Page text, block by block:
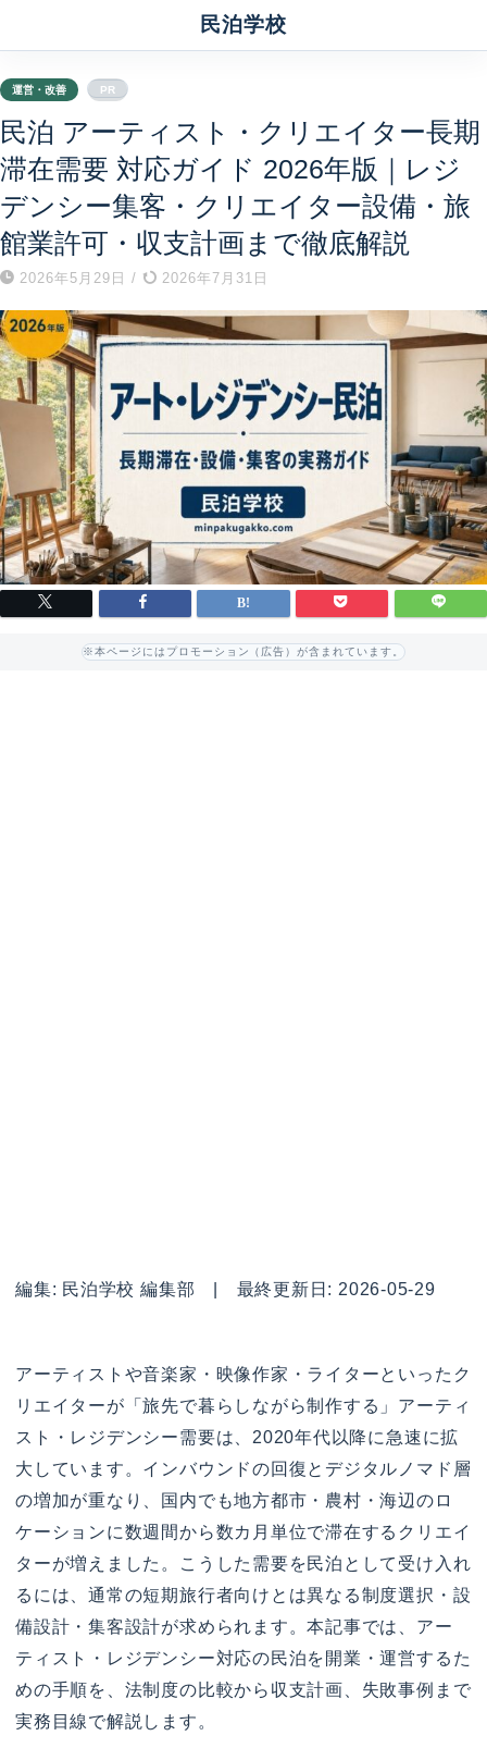
民泊学校
運営・改善 PR
民泊 アーティスト・クリエイター長期
滞在需要 対応ガイド 2026年版｜レジ
デンシー集客・クリエイター設備・旅
館業許可・収支計画まで徹底解説
2026年5月29日 / 2026年7月31日
※本ページにはプロモーション（広告）が含まれています。
編集: 民泊学校 編集部 | 最終更新日: 2026-05-29
アーティストや音楽家・映像作家・ライターといったク
リエイターが「旅先で暮らしながら制作する」アーティ
スト・レジデンシー需要は、2020年代以降に急速に拡
大しています。インバウンドの回復とデジタルノマド層
の増加が重なり、国内でも地方都市・農村・海辺のロ
ケーションに数週間から数カ月単位で滞在するクリエイ
ターが増えました。こうした需要を民泊として受け入れ
るには、通常の短期旅行者向けとは異なる制度選択・設
備設計・集客設計が求められます。本記事では、アー
ティスト・レジデンシー対応の民泊を開業・運営するた
めの手順を、法制度の比較から収支計画、失敗事例まで
実務目線で解説します。